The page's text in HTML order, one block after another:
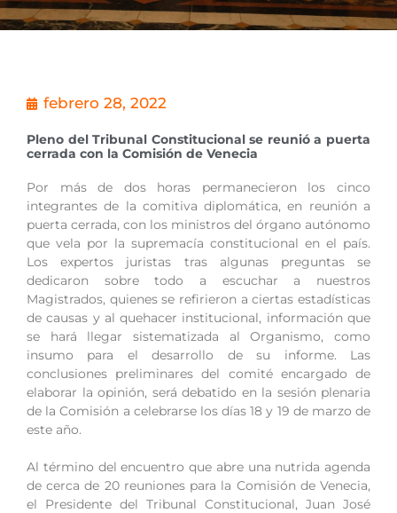
febrero 28, 2022
Pleno del Tribunal Constitucional se reunió a puerta
cerrada con la Comisión de Venecia
Por más de dos horas permanecieron los cinco
integrantes de la comitiva diplomática, en reunión a
puerta cerrada, con los ministros del órgano autónomo
que vela por la supremacía constitucional en el país.
Los expertos juristas tras algunas preguntas se
dedicaron sobre todo a escuchar a nuestros
Magistrados, quienes se refirieron a ciertas estadísticas
de causas y al quehacer institucional, información que
se hará llegar sistematizada al Organismo, como
insumo para el desarrollo de su informe. Las
conclusiones preliminares del comité encargado de
elaborar la opinión, será debatido en la sesión plenaria
de la Comisión a celebrarse los días 18 y 19 de marzo de
este año.
Al término del encuentro que abre una nutrida agenda
de cerca de 20 reuniones para la Comisión de Venecia,
el Presidente del Tribunal Constitucional, Juan José